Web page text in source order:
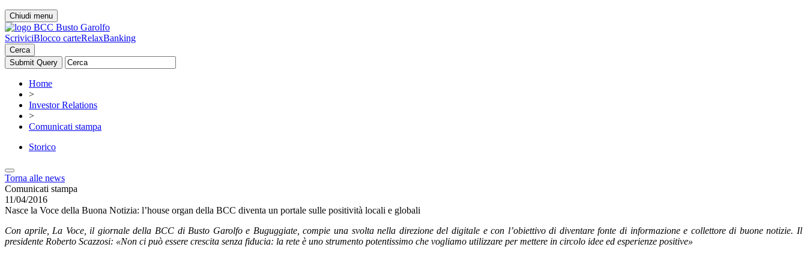
Chiudi menu
ScriviciBlocco carteRelaxBanking
Cerca
Home
>
Investor Relations
>
Comunicati stampa
Storico
Torna alle news
Comunicati stampa
11/04/2016
Nasce la Voce della Buona Notizia: l’house organ della BCC diventa un portale sulle positività locali e globali
Con aprile, La Voce, il giornale della BCC di Busto Garolfo e Buguggiate, compie una svolta nella direzione del digitale e con l’obiettivo di diventare fonte di informazione e collettore di buone notizie. Il
presidente Roberto Scazzosi: «Non ci può essere crescita senza fiducia: la rete è uno strumento potentissimo che vogliamo utilizzare per mettere in circolo idee ed esperienze positive»